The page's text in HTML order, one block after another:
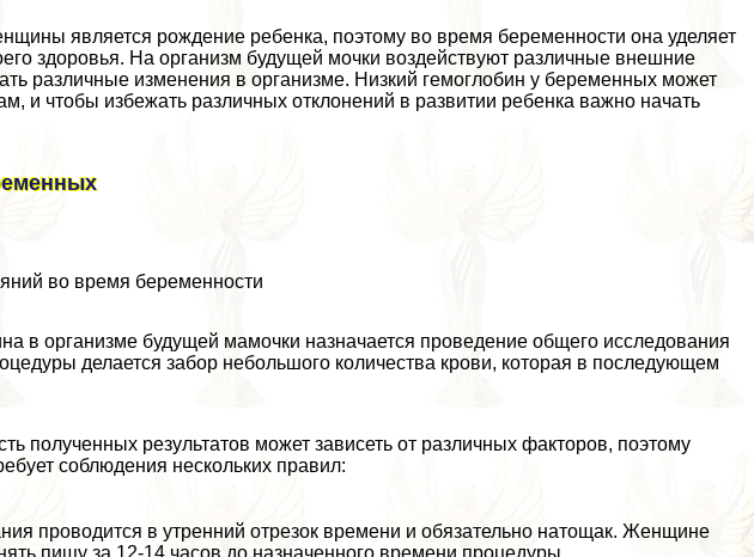
является рождение ребенка, поэтому во время беременности она уделяет
здоровья. На организм будущей мочки воздействуют различные внешние
различные изменения в организме. Низкий гемоглобин у беременных может
и чтобы избежать различных отклонений в развитии ребенка важно начать
во время беременности
в организме будущей мамочки назначается проведение общего исследования
делается забор небольшого количества крови, которая в последующем
полученных результатов может зависеть от различных факторов, поэтому
соблюдения нескольких правил:
проводится в утренний отрезок времени и обязательно натощак. Женщине